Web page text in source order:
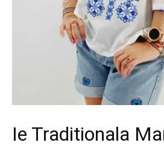
Ie Traditionala